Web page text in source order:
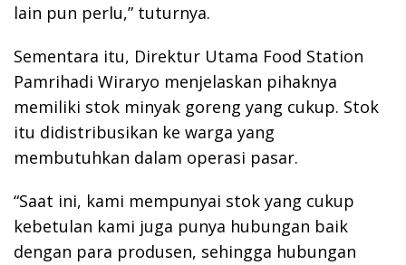
lain pun perlu,” tuturnya.
Sementara itu, Direktur Utama Food Station
Pamrihadi Wiraryo menjelaskan pihaknya
memiliki stok minyak goreng yang cukup. Stok
itu didistribusikan ke warga yang
membutuhkan dalam operasi pasar.
“Saat ini, kami mempunyai stok yang cukup
kebetulan kami juga punya hubungan baik
dengan para produsen, sehingga hubungan